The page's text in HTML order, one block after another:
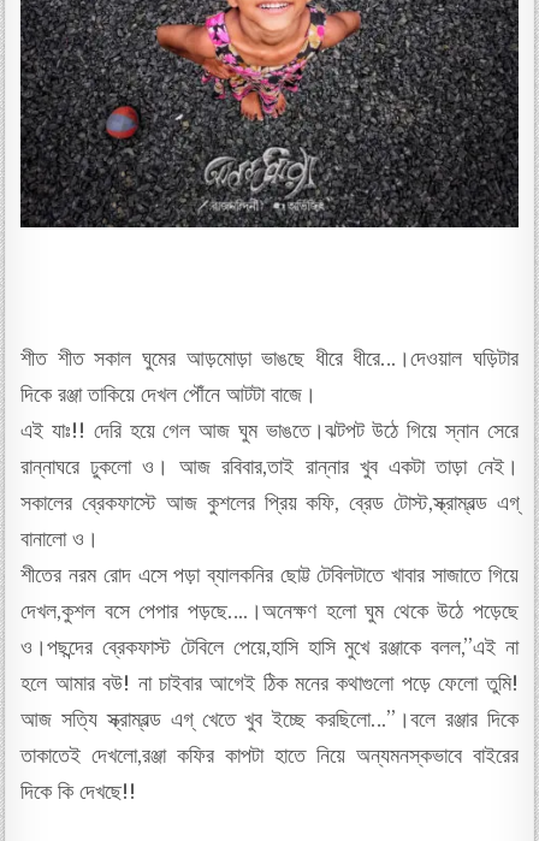
শীত শীত সকাল ঘুমের আড়মোড়া ভাঙছে ধীরে ধীরে…।দেওয়াল ঘড়িটার
দিকে রঞ্জা তাকিয়ে দেখল পৌঁনে আটটা বাজে।
এই যাঃ!! দেরি হয়ে গেল আজ ঘুম ভাঙতে।ঝটপট উঠে গিয়ে স্নান সেরে
রান্নাঘরে ঢুকলো ও। আজ রবিবার,তাই রান্নার খুব একটা তাড়া নেই।
সকালের ব্রেকফাস্টে আজ কুশলের প্রিয় কফি, ব্রেড টোস্ট,স্ক্রাম্বল্ড এগ্
বানালো ও।
শীতের নরম রোদ এসে পড়া ব্যালকনির ছোট্ট টেবিলটাতে খাবার সাজাতে গিয়ে
দেখল,কুশল বসে পেপার পড়ছে….।অনেক্ষণ হলো ঘুম থেকে উঠে পড়েছে
ও।পছন্দের ব্রেকফাস্ট টেবিলে পেয়ে,হাসি হাসি মুখে রঞ্জাকে বলল,”এই না
হলে আমার বউ! না চাইবার আগেই ঠিক মনের কথাগুলো পড়ে ফেলো তুমি!
আজ সত্যি স্ক্রাম্বল্ড এগ্ খেতে খুব ইচ্ছে করছিলো…”।বলে রঞ্জার দিকে
তাকাতেই দেখলো,রঞ্জা কফির কাপটা হাতে নিয়ে অন্যমনস্কভাবে বাইরের
দিকে কি দেখছে!!